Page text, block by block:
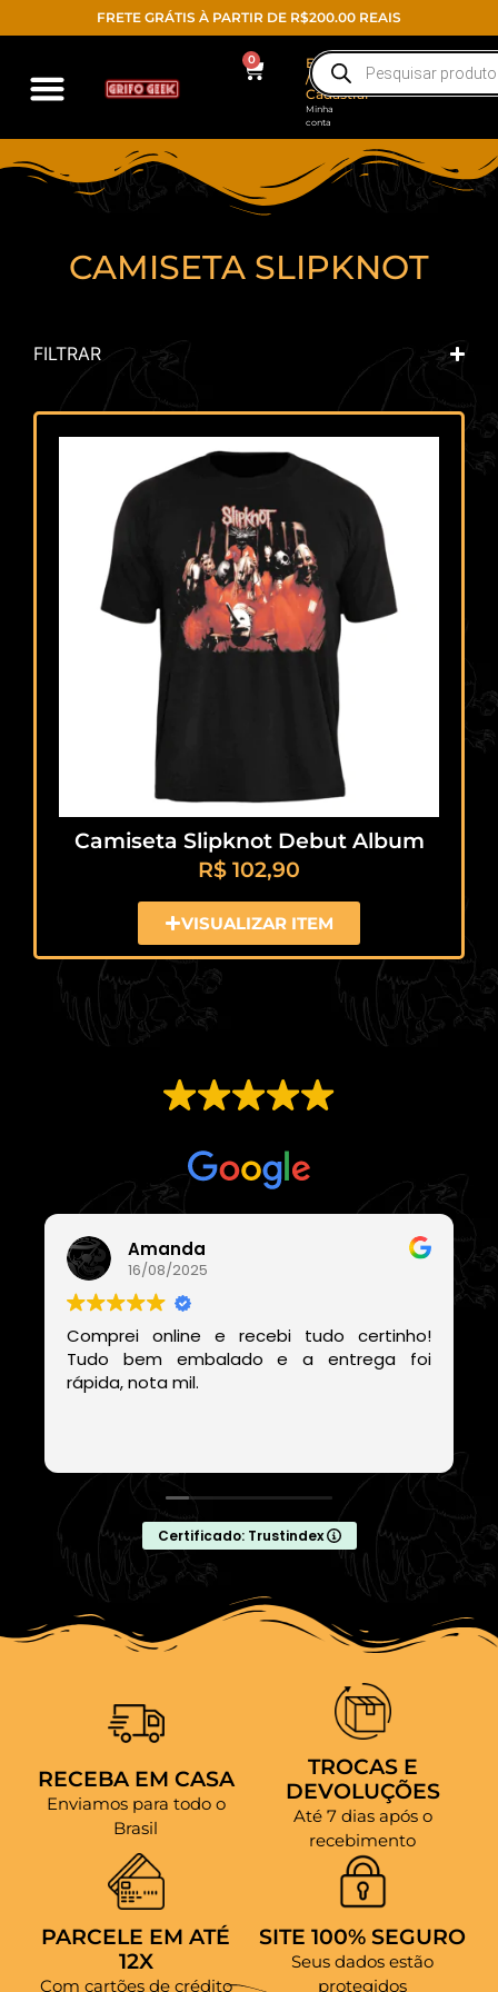
FRETE GRÁTIS À PARTIR DE R$200.00 REAIS
0
Entrar
/
Cadastrar
Minha
conta
CAMISETA SLIPKNOT
FILTRAR
Camiseta Slipknot Debut Album
R$ 102,90
VISUALIZAR ITEM
Amanda
16/08/2025
Comprei online e recebi tudo certinho!
Tudo bem embalado e a entrega foi
rápida, nota mil.
Certificado: Trustindex
RECEBA EM CASA
Enviamos para todo o
Brasil
TROCAS E
DEVOLUÇÕES
Até 7 dias após o
recebimento
PARCELE EM ATÉ
12X
Com cartões de crédito
SITE 100% SEGURO
Seus dados estão
protegidos